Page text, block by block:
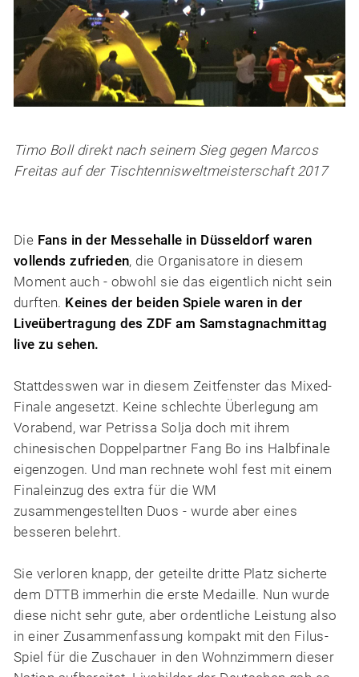
Timo Boll direkt nach seinem Sieg gegen Marcos
Freitas auf der Tischtennisweltmeisterschaft 2017
Die Fans in der Messehalle in Düsseldorf waren
vollends zufrieden, die Organisatore in diesem
Moment auch - obwohl sie das eigentlich nicht sein
durften. Keines der beiden Spiele waren in der
Liveübertragung des ZDF am Samstagnachmittag
live zu sehen.
Stattdesswen war in diesem Zeitfenster das Mixed-
Finale angesetzt. Keine schlechte Überlegung am
Vorabend, war Petrissa Solja doch mit ihrem
chinesischen Doppelpartner Fang Bo ins Halbfinale
eigenzogen. Und man rechnete wohl fest mit einem
Finaleinzug des extra für die WM
zusammengestellten Duos - wurde aber eines
besseren belehrt.
Sie verloren knapp, der geteilte dritte Platz sicherte
dem DTTB immerhin die erste Medaille. Nun wurde
diese nicht sehr gute, aber ordentliche Leistung also
in einer Zusammenfassung kompakt mit den Filus-
Spiel für die Zuschauer in den Wohnzimmern dieser